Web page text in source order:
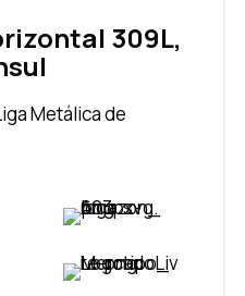
309L,
Metálica de